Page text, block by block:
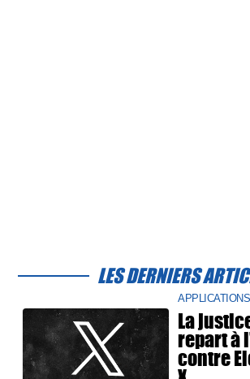
LES DERNIERS
La
repart à
contre